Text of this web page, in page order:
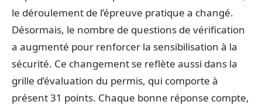
le déroulement de l’épreuve pratique a changé.
Désormais, le nombre de questions de vérification
a augmenté pour renforcer la sensibilisation à la
sécurité. Ce changement se reflète aussi dans la
grille d’évaluation du permis, qui comporte à
présent 31 points. Chaque bonne réponse compte,